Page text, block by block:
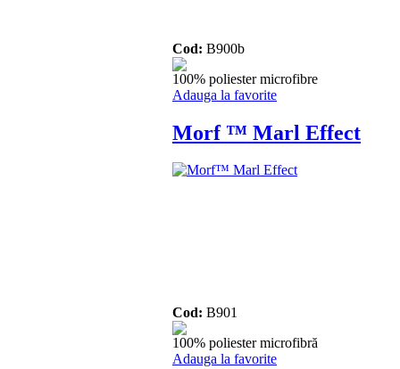
Cod: B900b
100% poliester microfibre
Adauga la favorite
Morf ™ Marl Effect
Cod: B901
100% poliester microfibră
Adauga la favorite